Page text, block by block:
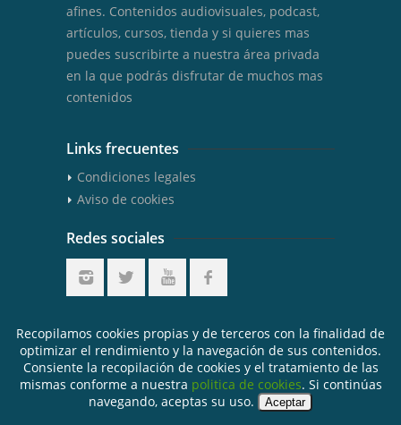
afines. Contenidos audiovisuales, podcast,
artículos, cursos, tienda y si quieres mas
puedes suscribirte a nuestra área privada
en la que podrás disfrutar de muchos mas
contenidos
Links frecuentes
Condiciones legales
Aviso de cookies
Redes sociales
Últimos Tweets
© Copyright 2026 by Gemología y Ciencia
Recopilamos cookies propias y de terceros con la finalidad de
optimizar el rendimiento y la navegación de sus contenidos.
Consiente la recopilación de cookies y el tratamiento de las
mismas conforme a nuestra politica de cookies. Si continúas
navegando, aceptas su uso.
Aceptar